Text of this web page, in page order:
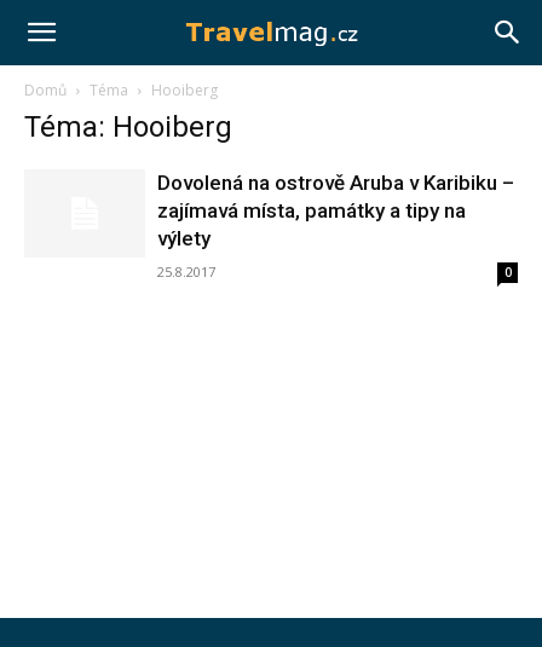
Travelmag.cz
Domů Téma Hooiberg
Téma: Hooiberg
Dovolená na ostrově Aruba v Karibiku –
zajímavá místa, památky a tipy na
výlety
25.8.2017 0